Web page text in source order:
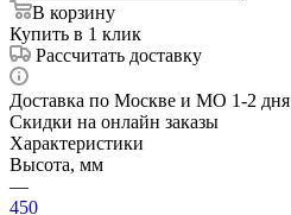
В корзину
Купить в 1 клик
Рассчитать доставку
Доставка по Москве и МО 1-2 дня
Скидки на онлайн заказы
Характеристики
Высота, мм
—
450